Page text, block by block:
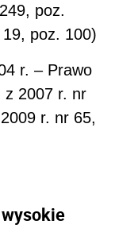
poz.
poz. 100)
r. – Prawo
z 2007 r. nr
r. nr 65,